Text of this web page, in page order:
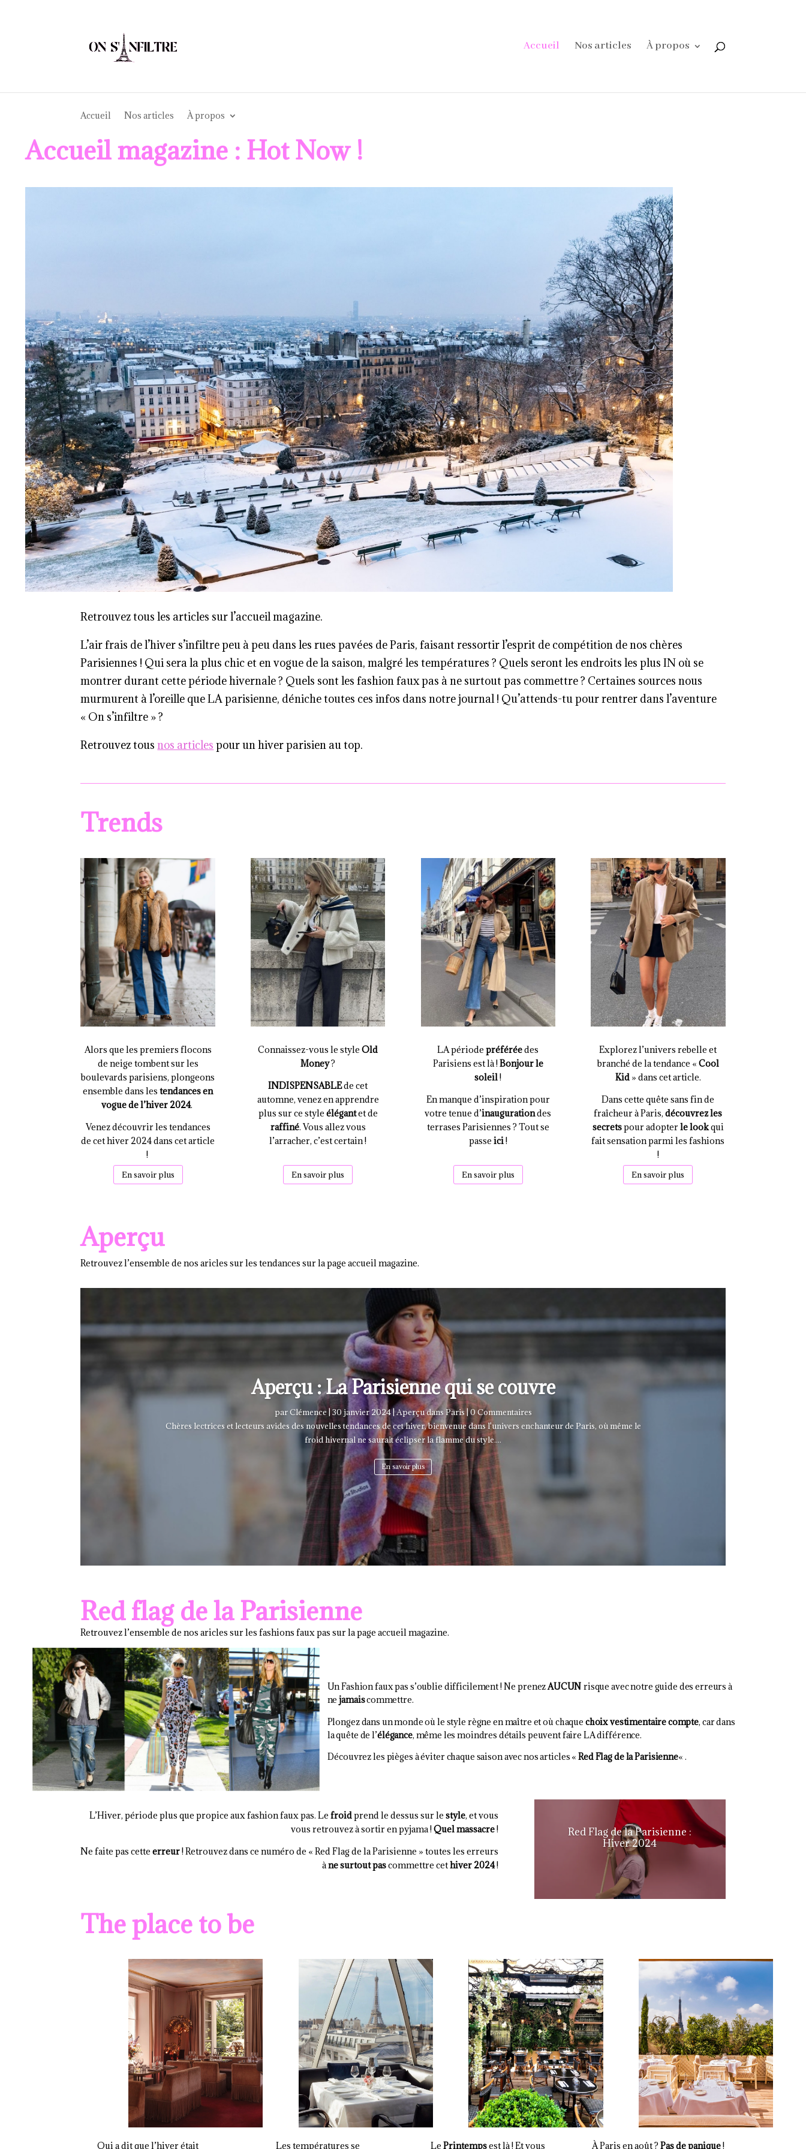
Accueil Nos articles À propos
Accueil Nos articles À propos
Accueil magazine : Hot Now !
Retrouvez tous les articles sur l’accueil magazine.
L’air frais de l’hiver s’infiltre peu à peu dans les rues pavées de Paris, faisant ressortir l’esprit de compétition de nos chères
Parisiennes ! Qui sera la plus chic et en vogue de la saison, malgré les températures ? Quels seront les endroits les plus IN où se
montrer durant cette période hivernale ? Quels sont les fashion faux pas à ne surtout pas commettre ? Certaines sources nous
murmurent à l’oreille que LA parisienne, déniche toutes ces infos dans notre journal ! Qu’attends-tu pour rentrer dans l’aventure
« On s’infiltre » ?
Retrouvez tousnos articles pour un hiver parisien au top.
Trends
Alors que les premiers flocons
de neige tombent sur les
boulevards parisiens, plongeons
ensemble dans lestendances en
vogue de l’hiver 2024.
Venez découvrir les tendances
de cet hiver 2024 dans cet article
!
Connaissez-vous le styleOld
Money?
INDISPENSABLEde cet
automne, venez en apprendre
plus sur ce style élégantet de
raffiné. Vous allez vous
l’arracher, c’est certain !
LA périodepréféréedes
Parisiens est là !Bonjour le
soleil!
En manque d’inspiration pour
votre tenue d’inaugurationdes
terrases Parisiennes ? Tout se
passe ici!
Explorez l’univers rebelle et
branché de la tendance « Cool
Kid» dans cet article.
Dans cette quête sans fin de
fraîcheur à Paris,découvrez les
secretspour adopterle lookqui
fait sensation parmi les fashions
!
En savoir plus En savoir plus En savoir plus En savoir plus
Aperçu
Retrouvez l’ensemble de nos aricles sur les tendances sur la page accueil magazine.
Aperçu : La Parisienne qui se couvre
parClémence|30 janvier 2024|Aperçu dans Paris| 0 Commentaires
Chères lectrices et lecteurs avides des nouvelles tendances de cet hiver, bienvenue dans l'univers enchanteur de Paris, où même le
froid hivernal ne saurait éclipser la flamme du style....
En savoir plus
Red flag de la Parisienne
Retrouvez l’ensemble de nos aricles sur les fashions faux pas sur la page accueil magazine.
Un Fashion faux pas s’oublie difficilement ! Ne prenezAUCUN risque avec notre guide des erreurs à
ne jamaiscommettre.
Plongez dans un monde où le style règne en maître et où chaque choix vestimentaire compte, car dans
la quête de l’élégance, même les moindres détails peuvent faire LA différence.
Découvrez les pièges à éviter chaque saison avec nos articles « Red Flag de la Parisienne« .
L’Hiver, période plus que propice aux fashion faux pas. Lefroidprend le dessus sur lestyle, et vous
vous retrouvez à sortir en pyjama !Quel massacre!
Ne faite pas cetteerreur! Retrouvez dans ce numéro de « Red Flag de la Parisienne » toutes les erreurs
àne surtout pascommettre cethiver 2024!
Red Flag de la Parisienne :
Hiver 2024
The place to be
Qui a dit que l’hiver était Les températures se LePrintempsest là ! Et vous À Paris en août ? Pas de panique!